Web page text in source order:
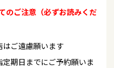
のご注意（必ずお読みくだ
はご遠慮願います
期日までにご予約願いま